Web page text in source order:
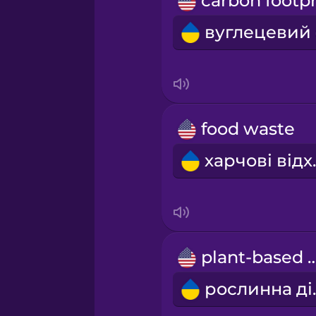
Norwegian
Polish
Romanian
Samoan
food waste
plant-